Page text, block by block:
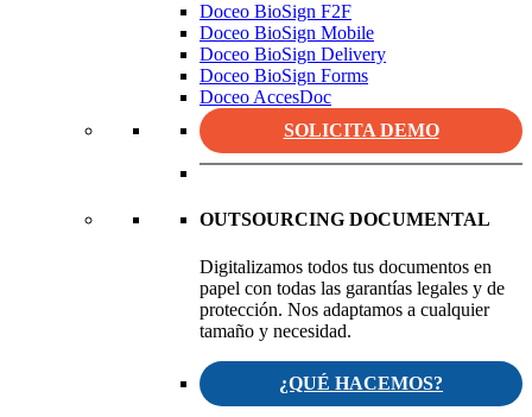
Doceo BioSign F2F
Doceo BioSign Mobile
Doceo BioSign Delivery
Doceo BioSign Forms
Doceo AccesDoc
SOLICITA DEMO
OUTSOURCING DOCUMENTAL
Digitalizamos todos tus documentos en
papel con todas las garantías legales y de
protección. Nos adaptamos a cualquier
tamaño y necesidad.
¿QUÉ HACEMOS?